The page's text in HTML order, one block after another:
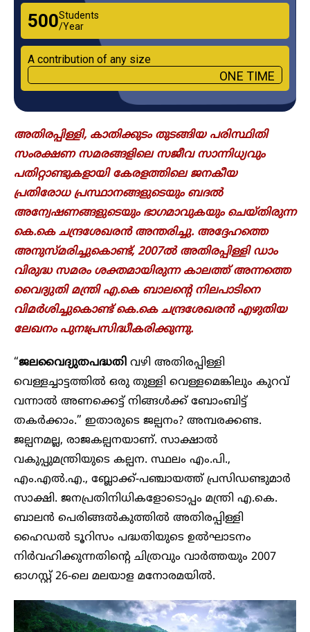
₹500Students
/Year
A contribution of any size
ONE TIME
അതിരപ്പിള്ളി, കാതിക്കുടം തുടങ്ങിയ പരിസ്ഥിതി
സംരക്ഷണ സമരങ്ങളിലെ സജീവ സാന്നിധ്യവും
പതിറ്റാണ്ടുകളായി കേരളത്തിലെ ജനകീയ
പ്രതിരോധ പ്രസ്ഥാനങ്ങളുടെയും ബദൽ
അന്വേഷണങ്ങളുടെയും ഭാ​ഗമാവുകയും ചെയ്തിരുന്ന
കെ.കെ ചന്ദ്രശേഖരൻ അന്തരിച്ചു. അദ്ദേഹത്തെ
അനുസ്മരിച്ചുകൊണ്ട്, 2007ൽ അതിരപ്പിള്ളി ഡാം
വിരുദ്ധ സമരം ശക്തമായിരുന്ന കാലത്ത് അന്നത്തെ
വൈദ്യുതി മന്ത്രി എ.കെ ബാലന്റെ നിലപാടിനെ
വിമർശിച്ചുകൊണ്ട് കെ.കെ ചന്ദ്രശേഖരൻ എഴുതിയ
ലേഖനം പുനഃപ്രസിദ്ധീകരിക്കുന്നു.
“ജലവൈദ്യുതപദ്ധതി വഴി അതിരപ്പിള്ളി
വെള്ളച്ചാട്ടത്തിൽ ഒരു തുള്ളി വെള്ളമെങ്കിലും കുറവ്
വന്നാൽ അണക്കെട്ട് നിങ്ങൾക്ക് ബോംബിട്ട്
തകർക്കാം.” ഇതാരുടെ ജല്പനം? അമ്പരക്കണ്ട.
ജല്പനമല്ല, രാജകല്പനയാണ്. സാക്ഷാൽ
വകുപ്പുമന്ത്രിയുടെ കല്പന. സ്ഥലം എം.പി.,
എം.എൽ.എ., ബ്ലോക്ക്-പഞ്ചായത്ത് പ്രസിഡണ്ടുമാർ
സാക്ഷി. ജനപ്രതിനിധികളോടൊപ്പം മന്ത്രി എ.കെ.
ബാലൻ പെരിങ്ങൽകുത്തിൽ അതിരപ്പിള്ളി
ഹൈഡൽ ടൂറിസം പദ്ധതിയുടെ ഉൽഘാടനം
നിർവഹിക്കുന്നതിന്റെ ചിത്രവും വാർത്തയും 2007
ഓഗസ്റ്റ് 26-ലെ മലയാള മനോരമയിൽ.